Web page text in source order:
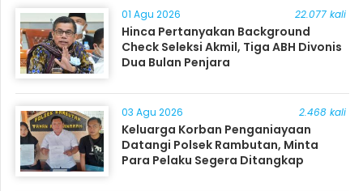
01 Agu 2026 22.077 kali
Hinca Pertanyakan Background
Check Seleksi Akmil, Tiga ABH Divonis
Dua Bulan Penjara
03 Agu 2026 2.468 kali
Keluarga Korban Penganiayaan
Datangi Polsek Rambutan, Minta
Para Pelaku Segera Ditangkap